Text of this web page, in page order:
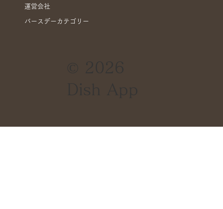
運営会社
バースデーカテゴリー
© 2026
Dish App